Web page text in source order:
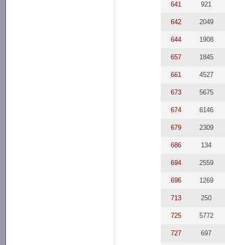
641 921
642 2049
644 1908
657 1845
661 4527
673 5675
674 6146
679 2309
686 134
694 2559
696 1269
713 250
725 5772
727 697